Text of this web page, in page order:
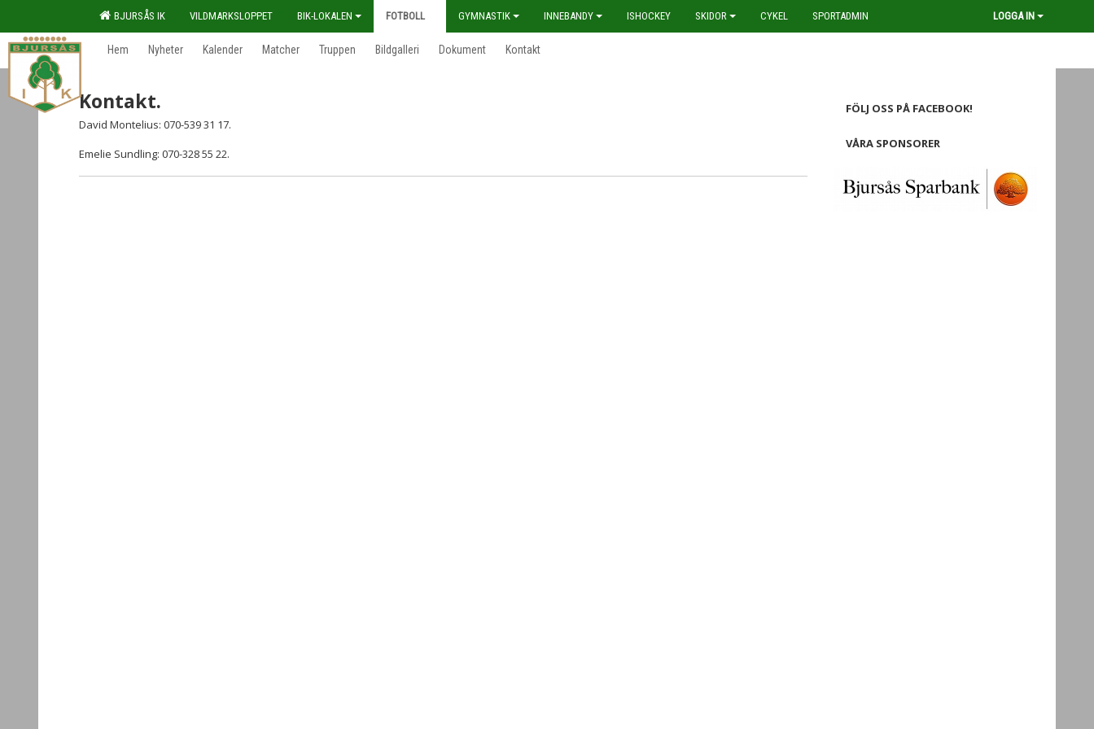
BJURSÅS IK VILDMARKSLOPPET BIK-LOKALEN FOTBOLL GYMNASTIK INNEBANDY ISHOCKEY SKIDOR CYKEL SPORTADMIN LOGGA IN
Hem Nyheter Kalender Matcher Truppen Bildgalleri Dokument Kontakt
Kontakt.
David Montelius: 070-539 31 17.
Emelie Sundling: 070-328 55 22.
FÖLJ OSS PÅ FACEBOOK!
VÅRA SPONSORER